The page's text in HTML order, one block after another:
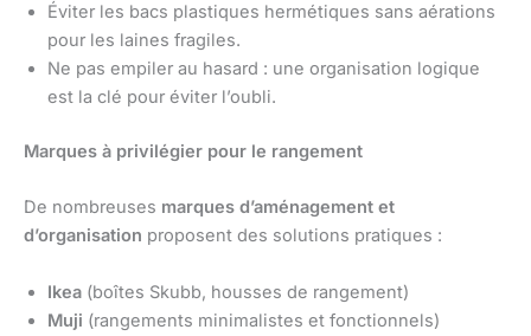
Éviter les bacs plastiques hermétiques sans aérations
pour les laines fragiles.
Ne pas empiler au hasard : une organisation logique
est la clé pour éviter l’oubli.
Marques à privilégier pour le rangement
De nombreuses marques d’aménagement et
d’organisation proposent des solutions pratiques :
Ikea (boîtes Skubb, housses de rangement)
Muji (rangements minimalistes et fonctionnels)